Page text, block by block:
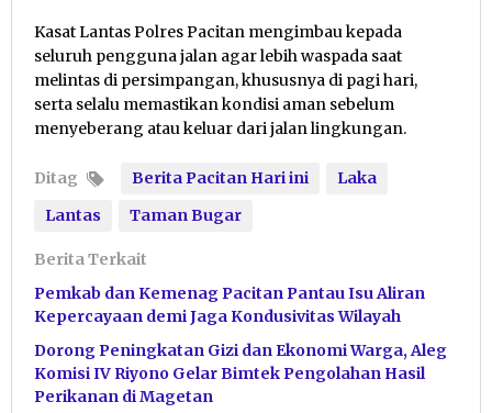
Kasat Lantas Polres Pacitan mengimbau kepada
seluruh pengguna jalan agar lebih waspada saat
melintas di persimpangan, khususnya di pagi hari,
serta selalu memastikan kondisi aman sebelum
menyeberang atau keluar dari jalan lingkungan.
Ditag Berita Pacitan Hari ini
Laka
Lantas
Taman Bugar
Berita Terkait
Pemkab dan Kemenag Pacitan Pantau Isu Aliran
Kepercayaan demi Jaga Kondusivitas Wilayah
Dorong Peningkatan Gizi dan Ekonomi Warga, Aleg
Komisi IV Riyono Gelar Bimtek Pengolahan Hasil
Perikanan di Magetan